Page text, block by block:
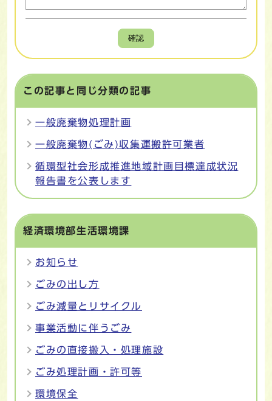
確認
この記事と同じ分類の記事
一般廃棄物処理計画
一般廃棄物(ごみ)収集運搬許可業者
循環型社会形成推進地域計画目標達成状況
報告書を公表します
経済環境部生活環境課
お知らせ
ごみの出し方
ごみ減量とリサイクル
事業活動に伴うごみ
ごみの直接搬入・処理施設
ごみ処理計画・許可等
環境保全